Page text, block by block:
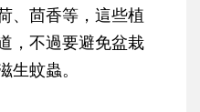
、茴香等，這些植
，不過要避免盆栽
蚊蟲。